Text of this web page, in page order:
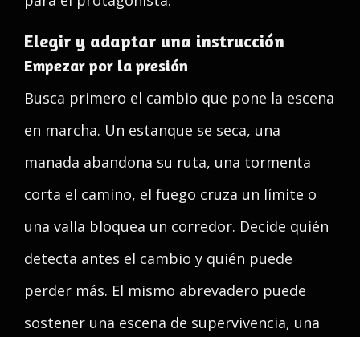
Elegir y adaptar una instrucción
Empezar por la presión
Busca primero el cambio que pone la escena
en marcha. Un estanque se seca, una
manada abandona su ruta, una tormenta
corta el camino, el fuego cruza un límite o
una valla bloquea un corredor. Decide quién
detecta antes el cambio y quién puede
perder más. El mismo abrevadero puede
sostener una escena de supervivencia, una